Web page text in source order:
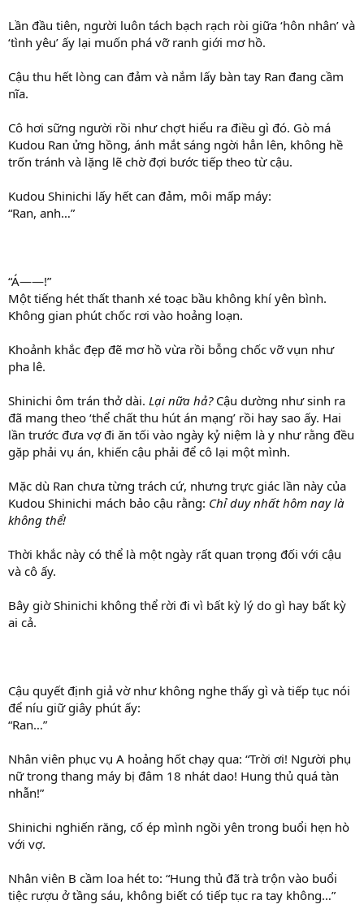
Lần đầu tiên, người luôn tách bạch rạch ròi giữa ‘hôn nhân’ và
‘tình yêu’ ấy lại muốn phá vỡ ranh giới mơ hồ.
Cậu thu hết lòng can đảm và nắm lấy bàn tay Ran đang cầm
nĩa.
Cô hơi sững người rồi như chợt hiểu ra điều gì đó. Gò má
Kudou Ran ửng hồng, ánh mắt sáng ngời hẳn lên, không hề
trốn tránh và lặng lẽ chờ đợi bước tiếp theo từ cậu.
Kudou Shinichi lấy hết can đảm, môi mấp máy:
“Ran, anh…”
“Á——!”
Một tiếng hét thất thanh xé toạc bầu không khí yên bình.
Không gian phút chốc rơi vào hoảng loạn.
Khoảnh khắc đẹp đẽ mơ hồ vừa rồi bỗng chốc vỡ vụn như
pha lê.
Shinichi ôm trán thở dài. Lại nữa hả?Cậu dường như sinh ra
đã mang theo ‘thể chất thu hút án mạng’ rồi hay sao ấy. Hai
lần trước đưa vợ đi ăn tối vào ngày kỷ niệm là y như rằng đều
gặp phải vụ án, khiến cậu phải để cô lại một mình.
Mặc dù Ran chưa từng trách cứ, nhưng trực giác lần này của
Kudou Shinichi mách bảo cậu rằng: Chỉ duy nhất hôm nay là
không thể!
Thời khắc này có thể là một ngày rất quan trọng đối với cậu
và cô ấy.
Bây giờ Shinichi không thể rời đi vì bất kỳ lý do gì hay bất kỳ
ai cả.
Cậu quyết định giả vờ như không nghe thấy gì và tiếp tục nói
để níu giữ giây phút ấy:
“Ran…”
Nhân viên phục vụ A hoảng hốt chạy qua: “Trời ơi! Người phụ
nữ trong thang máy bị đâm 18 nhát dao! Hung thủ quá tàn
nhẫn!”
Shinichi nghiến răng, cố ép mình ngồi yên trong buổi hẹn hò
với vợ.
Nhân viên B cầm loa hét to: “Hung thủ đã trà trộn vào buổi
tiệc rượu ở tầng sáu, không biết có tiếp tục ra tay không…”